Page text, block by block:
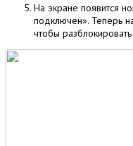
На экране появится
подключен». Теперь
чтобы разблокировать